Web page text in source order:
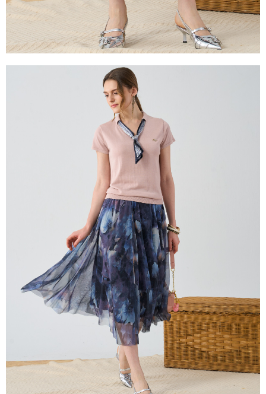
時審查核予不同之上限額度；若仍有額度不足之情形，本公司將視審查結果
請求用戶進行身份認證。
５．嚴禁一人註冊多個帳號或使用他人資訊註冊。若發現惡意使用之情形，
恩沛科技股份有限公司將有權停止該用戶之使用額度並採取法律行動。